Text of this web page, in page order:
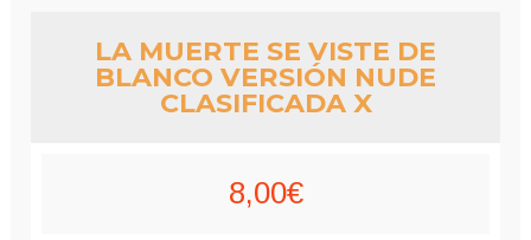
LA MUERTE SE VISTE DE
BLANCO VERSIÓN NUDE
CLASIFICADA X
8,00€